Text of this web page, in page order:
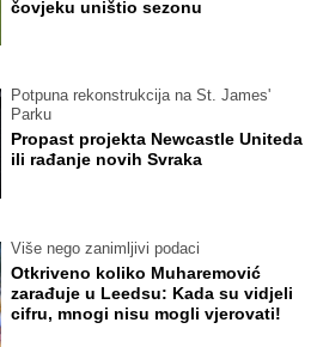
čovjeku uništio sezonu
Potpuna rekonstrukcija na St. James'
Parku
Propast projekta Newcastle Uniteda
ili rađanje novih Svraka
Više nego zanimljivi podaci
Otkriveno koliko Muharemović
zarađuje u Leedsu: Kada su vidjeli
cifru, mnogi nisu mogli vjerovati!